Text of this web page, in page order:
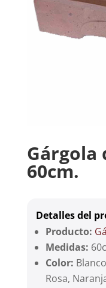
Gárgola
60cm.
Detalles del
Producto:
Medidas:
Color:
Rosa,